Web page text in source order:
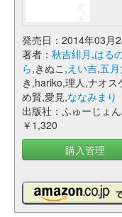
発売日：2014年03月
著者： 秋吉緋月 ,はる
ら,きぬこ,えい吉,五
き,hariko,理人,ナオス
め賢,愛見,ななみまり
出版社：ふゅーじょ
￥1,320
購入管理